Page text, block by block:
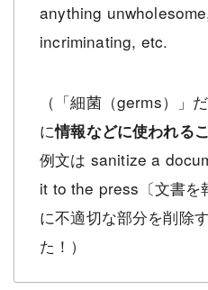
anything
incriminating, etc.
（「細菌（germs）」
に情報などに使われる
例文は sanitize a
it to the press〔文書を
に不適切な部分を削除
た！）